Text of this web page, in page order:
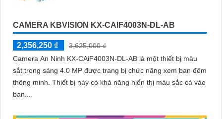
CAMERA KBVISION KX-CAIF4003N-DL-AB
2,356,250 ₫
3,625,000 ₫
Camera An Ninh KX-CAiF4003N-DL-AB là một thiết bị màu
sắt trong sáng 4.0 MP được trang bị chức năng xem ban đêm
thông minh. Thiết bị này có khả năng hiển thị màu sắc cả vào
ban...